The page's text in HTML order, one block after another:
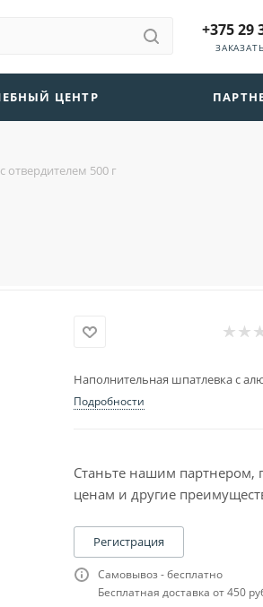
+375 29
ЦЕНТР
отвердителем 500 г
Наполнительная шпатлевка с
Подробности
Станьте нашим партнером,
ценам и другие
Регистрация
Самовывоз - бесплатно
Бесплатная доставка от 450